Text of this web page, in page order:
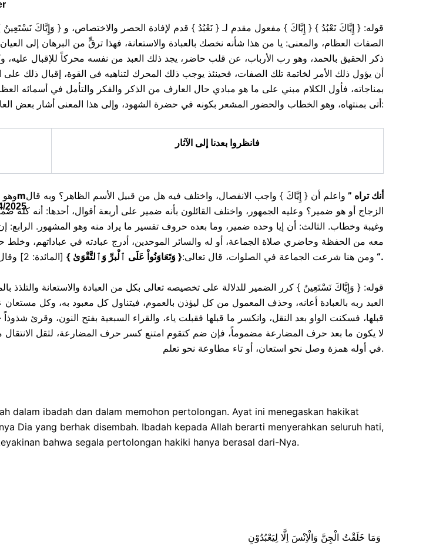
2025
الصفات العظام، والمعنى: يا من هذا شأنه نخصك بالعبادة والاستعانة، فهذا ترقٍّ من البرهان إلى
ذكر الحقيق بالحمد، وهو رب الأرباب، عن قلب حاضر، يجد ذلك العبد من نفسه محركاً للإقبال
أن يؤول ذلك الأمر لخاتمة تلك الصفات، فحينئذ يوجب ذلك المحرك لتناهيه في القوة، إقبال ذلك
بمناجاته، فأول الكلام مبني على ما هو مبادي حال العارف من الذكر والفكر والتأمل في أسمائه
أتى بمنتهاه، وهو الخطاب والحضور المشعر بكونه في حضرة الشهود، وإلى هذا المعنى أشار بعض العارفين بقوله:
فانظروا بعدنا إلى الآثار
وهوm أنك تراه ” واعلم أن { إِيَّاكَ } واجب الانفصال، واختلف فيه هل من قبيل الأسم الظاهر؟ وبه قال
الزجاج أو هو ضمير؟ وعليه الجمهور، واختلف القائلون بأنه ضمير على أربعة أقوال، أحدها: أنه
وغيبة وخطاب. الثالث: أن إيا وحده ضمير، وما بعده حروف تفسير ما يراد منه وهو المشهور.
معه من الحفظة وحاضري صلاة الجماعة، أو له والسائر الموحدين، أدرج عبادته في عباداتهم، وخلط
ومن هنا شرعت الجماعة في الصلوات، قال تعالى:{ وَتَعَاوَنُواْ عَلَى ٱلْبرِّ وَٱلتَّقْوَىٰ } [المائدة: 2] وقال صلى الله عليه وسلم: “.
قوله: { وَإِيَّاكَ نَسْتَعِينُ } كرر الضمير للدلالة على تخصيصه تعالى بكل من العبادة والاستعانة والتلذذ
العبد ربه بالعبادة أعانه، وحذف المعمول من كل ليؤذن بالعموم، فيتناول كل معبود به، وكل
قبلها، فسكنت الواو بعد النقل، وانكسر ما قبلها فقبلت ياء، والقراء السبعية بفتح النون،
لا يكون ما بعد حرف المضارعة مضموماً، فإن ضم كتقوم امتنع كسر حرف المضارعة، لثقل
في أوله همزة وصل نحو استعان، أو تاء مطاوعة نحو تعلم.
dalam ibadah dan dalam memohon pertolongan. Ayat ini menegaskan hakikat
Dia yang berhak disembah. Ibadah kepada Allah berarti menyerahkan seluruh hati,
bahwa segala pertolongan hakiki hanya berasal dari-Nya.